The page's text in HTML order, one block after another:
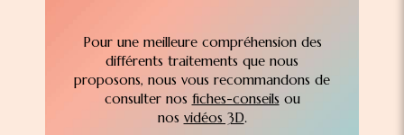
Pour une meilleure compréhension des
différents traitements que nous
proposons, nous vous recommandons de
consulter nos fiches-conseils ou
nos vidéos 3D.